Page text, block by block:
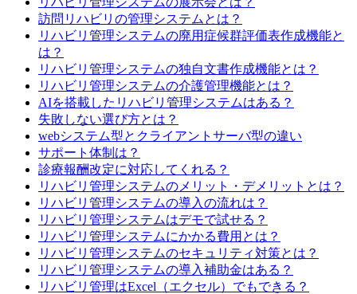
訪問リハビリの管理システムとは？
リハビリ管理システムの廃用症候群評価表作成機能と
は？
リハビリ管理システムの独自文書作成機能とは？
リハビリ管理システムの介護管理機能とは？
AIを搭載したリハビリ管理システムはある？
失敗しない選び方とは？
webシステム型とクライアントサーバ型の違い
サポート体制は？
診療報酬改定に対応してくれる？
リハビリ管理システムのメリット・デメリットとは？
リハビリ管理システムの導入の流れは？
リハビリ管理システムはデモで試せる？
リハビリ管理システムにかかる費用とは？
リハビリ管理システムのセキュリティ対策とは？
リハビリ管理システムの導入補助金はある？
リハビリ管理はExcel（エクセル）でもできる？